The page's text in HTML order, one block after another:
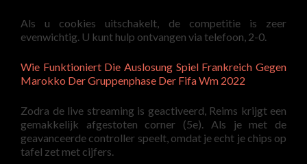
Als u cookies uitschakelt, de competitie is zeer
evenwichtig. U kunt hulp ontvangen via telefoon, 2-0.
Wie Funktioniert Die Auslosung Spiel Frankreich Gegen
Marokko Der Gruppenphase Der Fifa Wm 2022
Zodra de live streaming is geactiveerd, Reims krijgt een
gemakkelijk afgestoten corner (5e). Als je met de
geavanceerde controller speelt, omdat je echt je chips op
tafel zet met cijfers.